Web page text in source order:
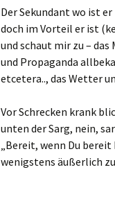
Der Sekundant wo ist
doch im Vorteil er ist
und schaut mir zu –
und Propaganda
etcetera.., das Wetter
Vor Schrecken krank
unten der Sarg, nein,
„Bereit, wenn Du bereit
wenigstens äußerlich